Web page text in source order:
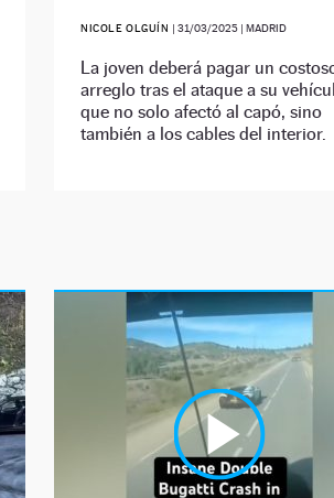
NICOLE OLGUÍN | 31/03/2025| MADRID
La joven deberá pagar un
arreglo tras el ataque a su
que no solo afectó al capó, sino
también a los cables del interior.